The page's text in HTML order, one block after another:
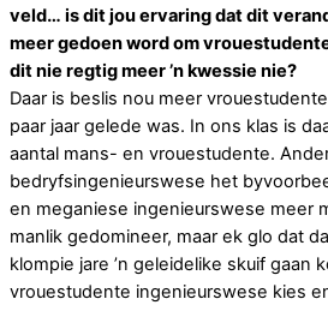
veld… is dit jou ervaring dat dit
meer gedoen word om
dit nie regtig meer ’n kwessie nie?
Daar is beslis nou meer
paar jaar gelede was. In ons klas is
aantal mans- en vrouestudente.
bedryfsingenieurswese het
en meganiese ingenieurswese meer
manlik gedomineer, maar ek glo dat
klompie jare ’n geleidelike skuif gaan
vrouestudente ingenieurswese kies